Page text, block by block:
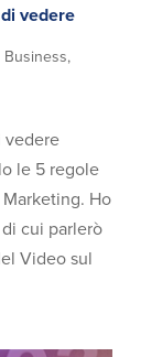
vedere
Business,
vedere
le 5 regole
Ho
cui parlerò
Video sul